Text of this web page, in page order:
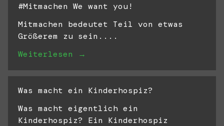
#Mitmachen We want you!
Mitmachen bedeutet Teil von etwas
Größerem zu sein....
Weiterlesen →
Was macht ein Kinderhospiz?
Was macht eigentlich ein
Kinderhospiz? Ein Kinderhospiz